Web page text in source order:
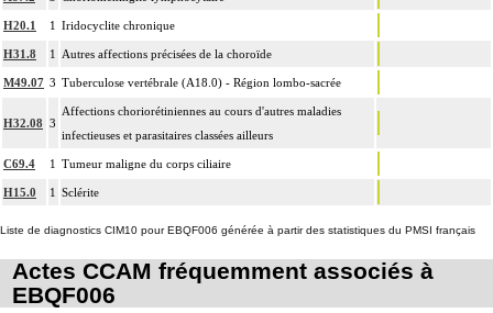
Le pontage artériel inclut la thromboendartériectomie de contigüité.
Les actes sur le thorax, par thoracoscopie incluent l'évacuation de collection
intrathoracique associée, la pose de drain pleural et/ou péricardique.
Les actes sur le thorax, par thoracotomie incluent l'évacuation de collection
intrathoracique associée, la pose de drain pleural et/ou péricardique.
Les actes avec dérivation vasculaire [shunt] incluent la pose d'une dérivation
inerte ou pulsée, et son ablation.
Facturation : les suppléments de numérisation ou la radioscopie de longue
actes diagnostiques ou thérapeutiques de radiologie vasculaire
H20.1 1 Iridocyclite chronique
H31.8 1 Autres affections précisées de la choroïde
M49.07 3 Tuberculose vertébrale (A18.0) - Région lombo-sacrée
H32.08 3
Affections choriorétiniennes au cours d'autres maladies
infectieuses et parasitaires classées ailleurs
C69.4 1 Tumeur maligne du corps ciliaire
H15.0 1 Sclérite
Liste de diagnostics CIM10 pour EBQF006 générée à partir des statistiques du PMSI français
Actes CCAM fréquemment associés à
EBQF006